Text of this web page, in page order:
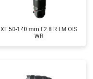
XF 50-140 mm F2.8 R LM OIS
WR